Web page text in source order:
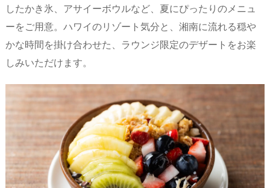
したかき氷、アサイーボウルなど、夏にぴったりのメニュ
ーをご用意。ハワイのリゾート気分と、湘南に流れる穏や
かな時間を掛け合わせた、ラウンジ限定のデザートをお楽
しみいただけます。